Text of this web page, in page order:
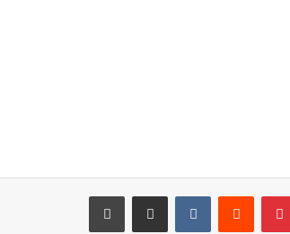
مشاركة عبر البريد طباعة